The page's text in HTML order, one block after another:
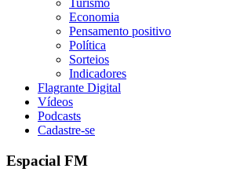
Turismo
Economia
Pensamento positivo
Política
Sorteios
Indicadores
Flagrante Digital
Vídeos
Podcasts
Cadastre-se
Espacial FM